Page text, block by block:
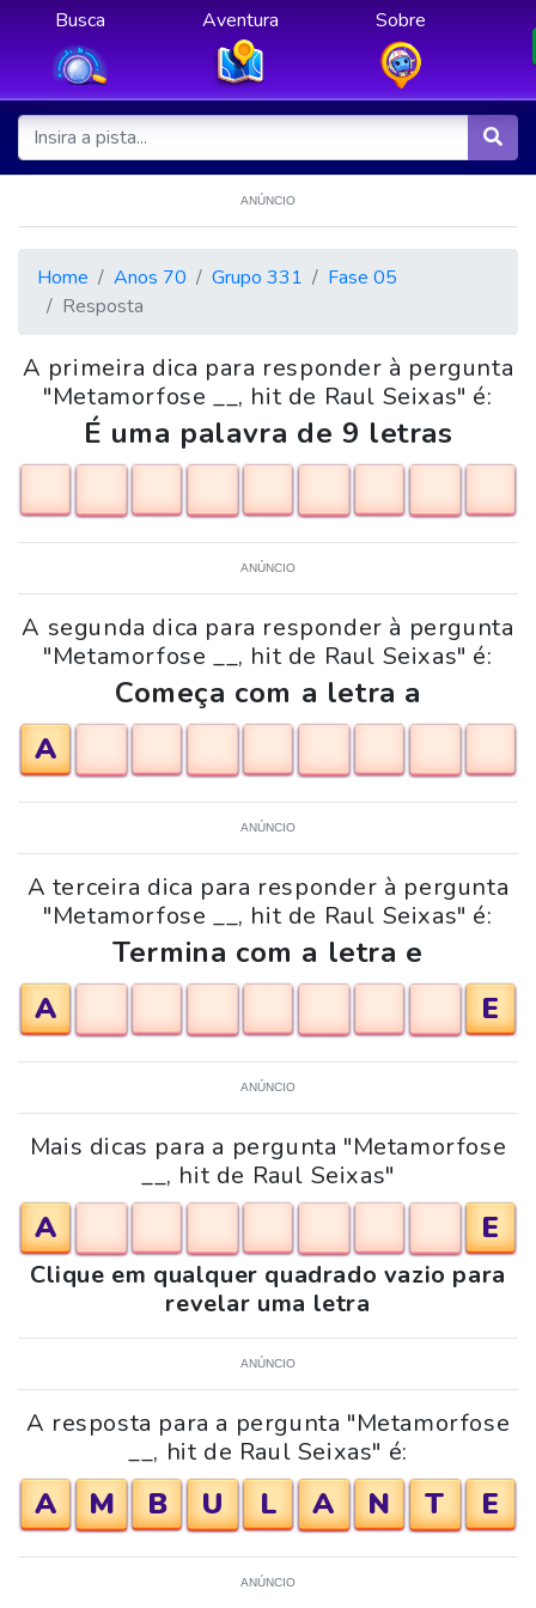
Busca Aventura Sobre
ANÚNCIO
Home Anos 70 Grupo 331
Fase 05
Resposta
A primeira dica para responder à pergunta
"Metamorfose __, hit de Raul Seixas" é:
É uma palavra de 9 letras
ANÚNCIO
A segunda dica para responder à pergunta
"Metamorfose __, hit de Raul Seixas" é:
Começa com a letra a
A
ANÚNCIO
A terceira dica para responder à pergunta
"Metamorfose __, hit de Raul Seixas" é:
Termina com a letra e
A
E
ANÚNCIO
Mais dicas para a pergunta "Metamorfose
__, hit de Raul Seixas"
A E
Clique em qualquer quadrado vazio para
revelar uma letra
ANÚNCIO
A resposta para a pergunta "Metamorfose
__, hit de Raul Seixas" é:
A M B U L A N T E
ANÚNCIO